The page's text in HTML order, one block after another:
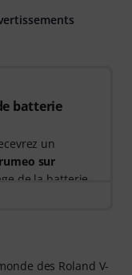
batterie
un
sur
de la batterie
par où
des Roland V-